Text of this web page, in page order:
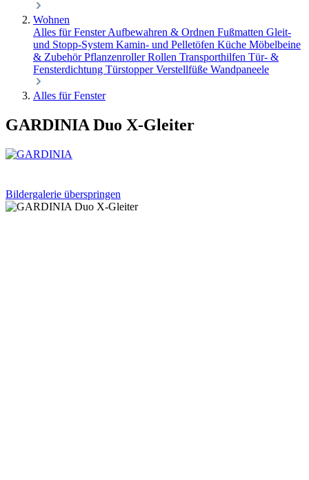
Wohnen
Alles für FensterAufbewahren & Ordnen Fußmatten Gleit-
und Stopp-System Kamin- und Pelletöfen Küche Möbelbeine
& ZubehörPflanzenrollerRollen Transporthilfen Tür- &
Fensterdichtung TürstopperVerstellfüße Wandpaneele
Alles für Fenster
GARDINIA Duo X-Gleiter
Bildergalerie überspringen